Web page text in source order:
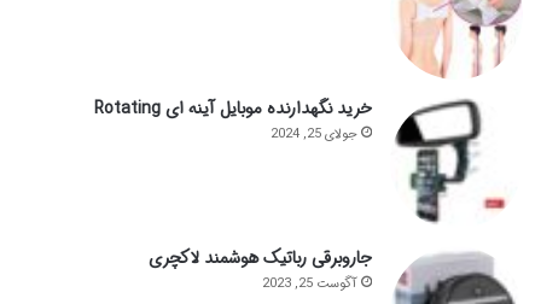
خرید نگهدارنده موبایل آینه ای Rotating
جولای 25, 2024
جاروبرقی رباتیک هوشمند لاکچری
آگوست 25, 2023